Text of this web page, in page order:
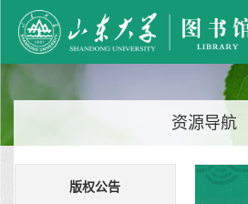
资源导航
版权公告